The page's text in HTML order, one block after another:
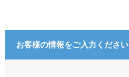
お客様の情報をご入力ください